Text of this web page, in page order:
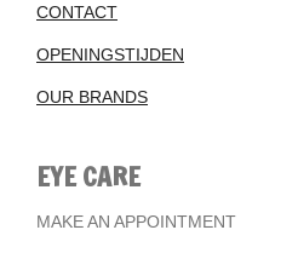
CONTACT
OPENINGSTIJDEN
OUR BRANDS
EYE CARE
MAKE AN APPOINTMENT